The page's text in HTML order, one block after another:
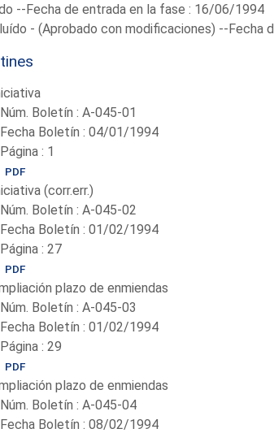
--Fecha de entrada en la fase : 16/06/1994
- (Aprobado con modificaciones) --Fecha
Boletín : A-045-01
Boletín : 04/01/1994
: 1
PDF
(corr.err.)
Boletín : A-045-02
Boletín : 01/02/1994
: 27
PDF
plazo de enmiendas
Boletín : A-045-03
Boletín : 01/02/1994
: 29
PDF
plazo de enmiendas
Boletín : A-045-04
Boletín : 08/02/1994